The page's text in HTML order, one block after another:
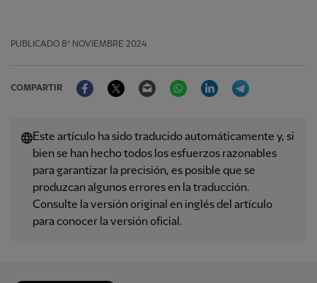
PUBLICADO 8º NOVIEMBRE 2024
COMPARTIR
FacebookTwitter Email WhatsAppLinkedIn
Este artículo ha sido traducido automáticamente y, si
bien se han hecho todos los esfuerzos razonables
para garantizar la precisión, es posible que se
produzcan algunos errores en la traducción.
Consulte la versión original en inglés del artículo
para conocer la versión oficial.